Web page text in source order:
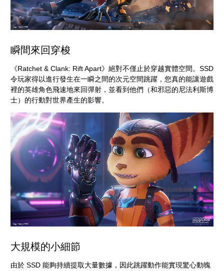
瞬間來回穿梭
《Ratchet & Clank: Rift Apart》絕對不僅止於穿越實體空間。SSD
令玩家得以進行發生在一瞬之間的次元空間跳躍，您真的能讓遊戲
裡的英雄角色飛速地來回彈射，並看到他們（和邪惡的尼法利斯博
士）的行動對世界產生的影響。
大規模的小細節
由於 SSD 能夠持續提取大量數據，因此跳躍動作能實現驚心動魄